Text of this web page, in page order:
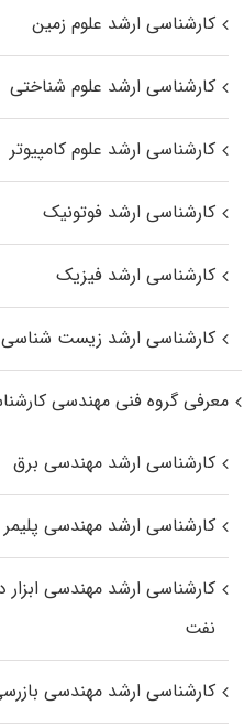
کارشناسی ارشد علوم زمین
کارشناسی ارشد علوم شناختی
کارشناسی ارشد علوم کامپیوتر
کارشناسی ارشد فوتونیک
کارشناسی ارشد فیزیک
کارشناسی ارشد زیست‌
معرفی گروه فنی مهندسی
کارشناسی ارشد مهندسی برق
کارشناسی ارشد مهندسی پلیمر
کارشناسی ارشد مهندسی
نفت
کارشناسی ارشد مهندسی